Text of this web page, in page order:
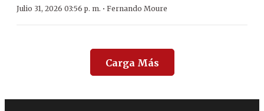
Julio 31, 2026 03:56 p. m. · Fernando Moure
Carga Más